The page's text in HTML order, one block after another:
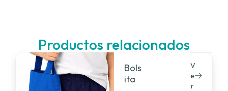
Productos relacionados
Bols
ita
V
e
r